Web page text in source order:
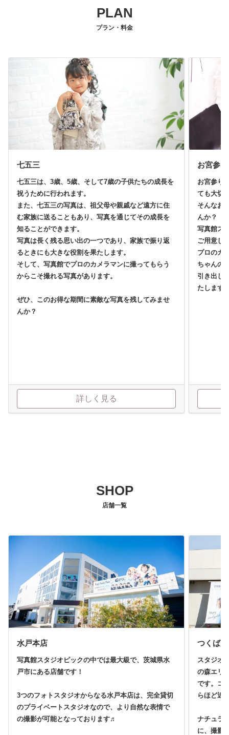
PLAN
プラン・料金
七五三
七五三は、3歳、5歳、そして7歳の子供たちの成長を
祝うために行われます。
また、七五三の写真は、祖父母や親戚など遠方に住
む家族に送ることもあり、写真を通じてその成長を
知ることができます。
写真は長く残る思い出の一つであり、家族で振り返
るときにも大きな役割を果たします。
そして、写真館でプロのカメラマンに撮ってもらう
からこそ撮れる写真があります。
ぜひ、このお得な期間に素敵な写真を残してみませ
んか？
詳しく見る
お宮参り
お宮参り
ても大切
そんなお
んか？
写真館ス
ご用意し
プロのカ
ちゃんの
引き出し
たします
SHOP
店舗一覧
水戸本店
写真館スタジオピックの中では最大級で、茨城県水
戸市にある店舗です！
3つのフォトスタジオからなる水戸本店は、完全貸切
のプライベートスタジオなので、より自然な表情で
の撮影が可能となっております♬
つくば店
スタジオ
の森エリ
です。コ
らほど近
ナチュラ
に、撮影